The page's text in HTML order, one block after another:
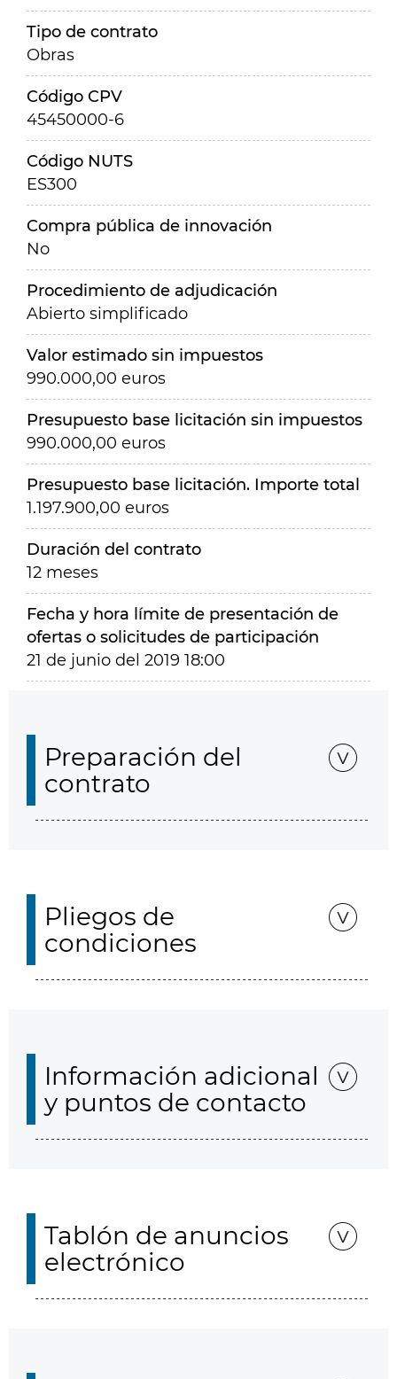
Tipo de contrato
Obras
Código CPV
45450000-6
Código NUTS
ES300
Compra pública de innovación
No
Procedimiento de adjudicación
Abierto simplificado
Valor estimado sin impuestos
990.000,00 euros
Presupuesto base licitación sin impuestos
990.000,00 euros
Presupuesto base licitación. Importe total
1.197.900,00 euros
Duración del contrato
12 meses
Fecha y hora límite de presentación de
ofertas o solicitudes de participación
21 de junio del 2019 18:00
Preparación del
contrato
Pliegos de
condiciones
Información adicional
y puntos de contacto
Tablón de anuncios
electrónico